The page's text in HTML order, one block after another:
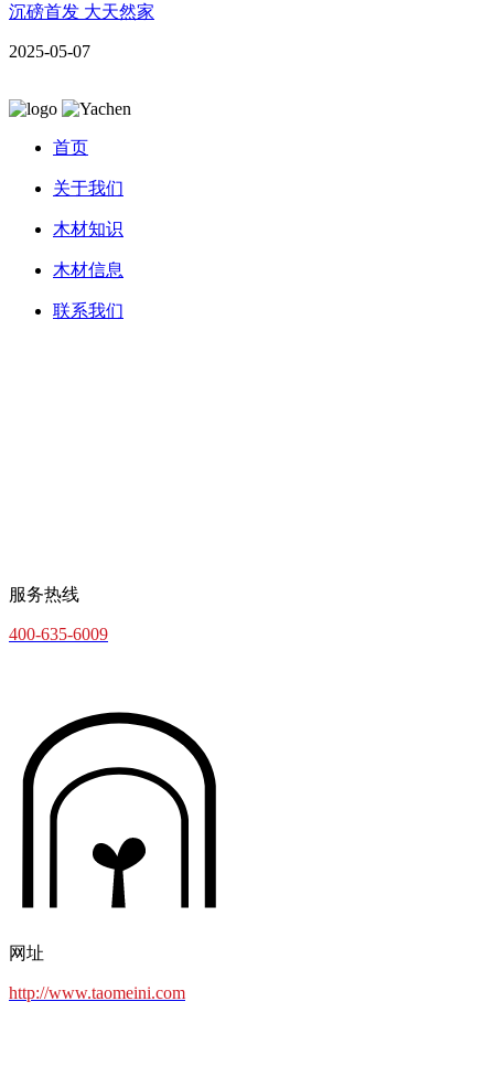
沉磅首发 大天然家
2025-05-07
首页
关于我们
木材知识
木材信息
联系我们
服务热线
400-635-6009
网址
http://www.taomeini.com